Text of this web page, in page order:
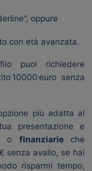
oppure
con età avanzata.
puoi richiedere
10000 euro senza
più adatta al
presentazione e
o finanziarie che
senza avallo, se hai
risparmi tempo,